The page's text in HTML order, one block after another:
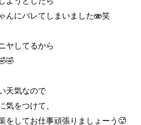
んにバレてしまいました🫨笑
ヤしてるから
天気なので
をつけて、
をしてお仕事頑張りましょーう🥵